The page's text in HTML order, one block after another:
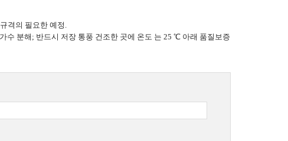
격의 필요한 예정.
수 분해; 반드시 저장 통풍 건조한 곳에 온도 는 25 ℃ 아래 품질보증